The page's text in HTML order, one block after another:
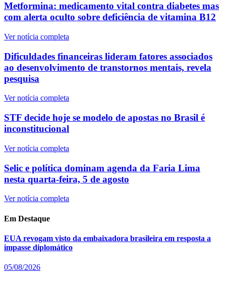
Metformina: medicamento vital contra diabetes mas
com alerta oculto sobre deficiência de vitamina B12
Ver notícia completa
Dificuldades financeiras lideram fatores associados
ao desenvolvimento de transtornos mentais, revela
pesquisa
Ver notícia completa
STF decide hoje se modelo de apostas no Brasil é
inconstitucional
Ver notícia completa
Selic e política dominam agenda da Faria Lima
nesta quarta-feira, 5 de agosto
Ver notícia completa
Em Destaque
EUA revogam visto da embaixadora brasileira em resposta a
impasse diplomático
05/08/2026